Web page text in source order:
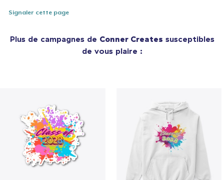
Signaler cette page
Plus de campagnes de Conner Creates susceptibles
de vous plaire :